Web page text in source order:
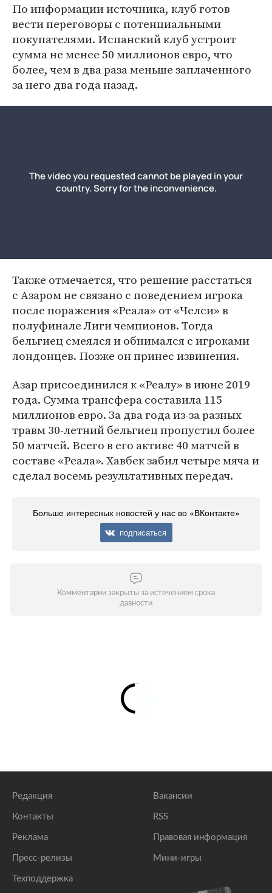
По информации источника, клуб готов
вести переговоры с потенциальными
покупателями. Испанский клуб устроит
сумма не менее 50 миллионов евро, что
более, чем в два раза меньше заплаченного
за него два года назад.
Также отмечается, что решение расстаться
с Азаром не связано с поведением игрока
после поражения «Реала» от «Челси» в
полуфинале Лиги чемпионов. Тогда
бельгиец смеялся и обнимался с игроками
лондонцев. Позже он принес извинения.
Азар присоединился к «Реалу» в июне 2019
года. Сумма трансфера составила 115
миллионов евро. За два года из-за разных
травм 30-летний бельгиец пропустил более
50 матчей. Всего в его активе 40 матчей в
составе «Реала». Хавбек забил четыре мяча и
сделал восемь результативных передач.
Больше интересных новостей у нас во «ВКонтакте»
подписаться
Комментарии закрыты за истечением срока
давности
Редакция
Контакты
Реклама
Пресс-релизы
Техподдержка
Вакансии
RSS
Правовая информация
Мини-игры